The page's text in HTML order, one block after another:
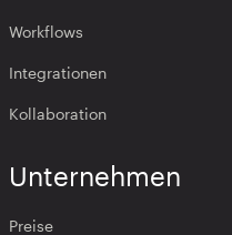
Workflows
Integrationen
Kollaboration
Unternehmen
Preise